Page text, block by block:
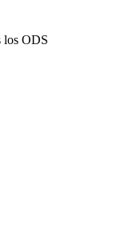
los ODS